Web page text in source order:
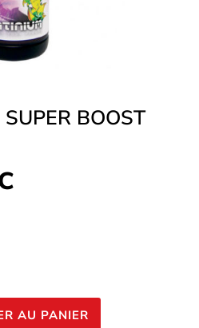
BOOST
AU PANIER